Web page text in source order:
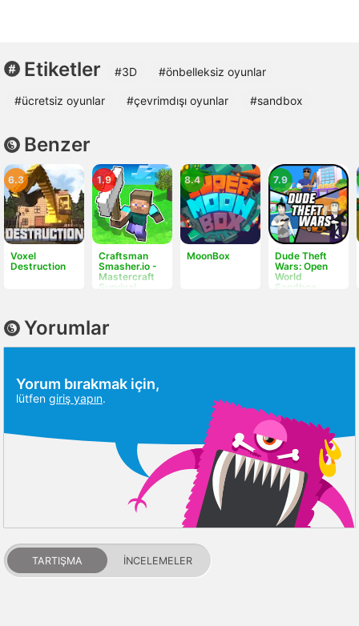
Etiketler #3D #önbelleksiz oyunlar
#ücretsiz oyunlar #çevrimdışı oyunlar #sandbox
Benzer
Voxel
Destruction
6.3
Craftsman
Smasher.io -
Mastercraft
Survival
1.9
MoonBox
8.4
Dude Theft
Wars: Open
World
Sandbox
7.9
Yorumlar
Yorum bırakmak için,
lütfen giriş yapın.
TARTIŞMA İNCELEMELER